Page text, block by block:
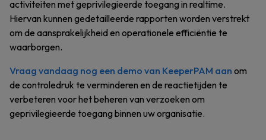
activiteiten met geprivilegieerde toegang in realtime.
Hiervan kunnen gedetailleerde rapporten worden verstrekt
om de aansprakelijkheid en operationele efficiëntie te
waarborgen.
Vraag vandaag nog een demo van KeeperPAM aan om
de controledruk te verminderen en de reactietijden te
verbeteren voor het beheren van verzoeken om
geprivilegieerde toegang binnen uw organisatie.